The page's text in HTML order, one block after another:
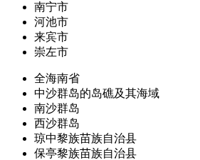
南宁市
河池市
来宾市
崇左市
全海南省
中沙群岛的岛礁及其海域
南沙群岛
西沙群岛
琼中黎族苗族自治县
保亭黎族苗族自治县